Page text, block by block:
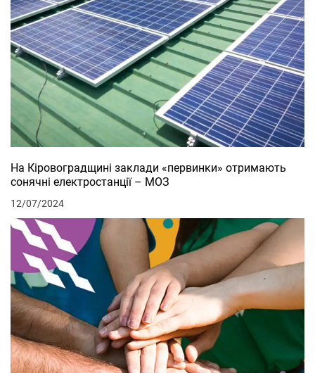
На Кіровоградщині заклади «первинки» отримають
сонячні електростанції – МОЗ
12/07/2024